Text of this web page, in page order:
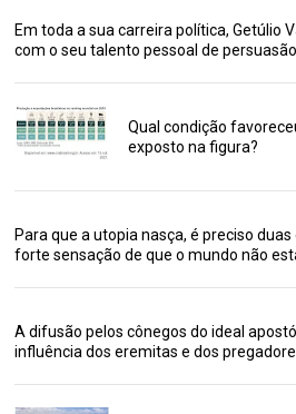
Em toda a sua carreira política, Getúlio
com o seu talento pessoal de
Qual condição
exposto na figura?
Para que a utopia nasça, é preciso
forte sensação de que o mundo não
A difusão pelos cônegos do ideal
influência dos eremitas e dos